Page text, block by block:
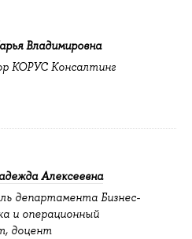
Владимировна
КОРУС Консалтинг
Алексеевна
департамента Бизнес-
и операционный
доцент